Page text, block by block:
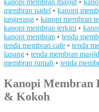
membran padel • kanopi
tangerang • kanopi membran
kanopi membran terkini •
kanopi membran • tenda
tenda membran cafe • tenda
lapang • tenda membran masjid
membran rumah • tenda
Kanopi Membran
& Kokoh